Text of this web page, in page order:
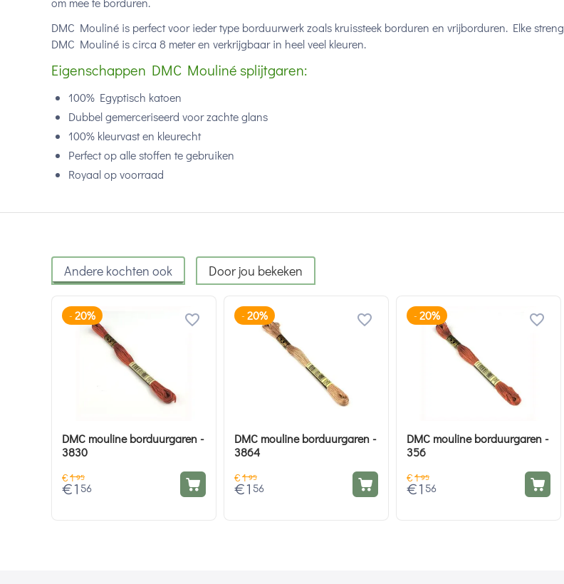
DMC Mouliné is perfect voor ieder type borduurwerk zoals kruissteek borduren en vrijborduren. Elke streng
DMC Mouliné is circa 8 meter en verkrijgbaar in heel veel kleuren.
Eigenschappen DMC Mouliné splijtgaren:
100% Egyptisch katoen
Dubbel gemerceriseerd voor zachte glans
100% kleurvast en kleurecht
Perfect op alle stoffen te gebruiken
Royaal op voorraad
Andere kochten ook Door jou bekeken
- 20%
DMC mouline borduurgaren -
3830
€1 95
€1 56
- 20%
DMC mouline borduurgaren -
3864
€1 95
€1 56
- 20%
DMC mouline borduurgaren -
356
€1 95
€1 56